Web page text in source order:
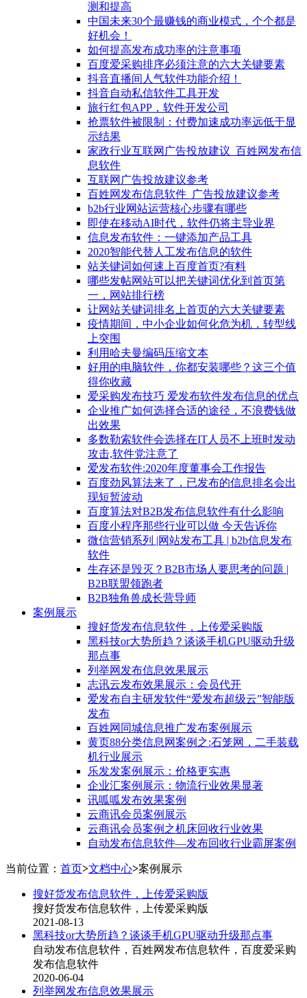
测和提高
中国未来30个最赚钱的商业模式，个个都是
好机会！
如何提高发布成功率的注意事项
百度爱采购排序必须注意的六大关键要素
抖音直播间人气软件功能介绍！
抖音自动私信软件工具开发
旅行红包APP，软件开发公司
抢票软件被限制：付费加速成功率远低于显
示结果
家政行业互联网广告投放建议_百姓网发布信
息软件
互联网广告投放建议参考
百姓网发布信息软件_广告投放建议参考
b2b行业网站运营核心步骤有哪些
即使在移动AI时代，软件仍将主导业界
信息发布软件：一键添加产品工具
2020智能代替人工发布信息的软件
站关键词如何速上百度首页?有料
哪些发帖网站可以把关键词优化到首页第
一，网站排行榜
让网站关键词排名上首页的六大关键要素
疫情期间，中小企业如何化危为机，转型线
上突围
利用哈夫曼编码压缩文本
好用的电脑软件，你都安装哪些？这三个值
得你收藏
爱采购发布技巧 爱发布软件发布信息的优点
企业推广如何选择合适的途径，不浪费钱做
出效果
多数勒索软件会选择在IT人员不上班时发动
攻击,软件党注意了
爱发布软件:2020年度董事会工作报告
百度劲风算法来了，已发布的信息排名会出
现短暂波动
百度算法对B2B发布信息软件有什么影响
百度小程序那些行业可以做 今天告诉你
微信营销系列 |网站发布工具 | b2b信息发布
软件
生存还是毁灭？B2B市场人要思考的问题 |
B2B联盟领跑者
B2B独角兽成长营导师
案例展示
搜好货发布信息软件，上传爱采购版
黑科技or大势所趋？谈谈手机GPU驱动升级
那点事
列举网发布信息效果展示
志讯云发布效果展示：会员代开
爱发布自主研发软件“爱发布超级云”智能版
发布
百姓网同城信息推广发布案例展示
黄页88分类信息网案例之:石笼网，二手装载
机行业展示
乐发发案例展示：价格更实惠
企业汇案例展示：物流行业效果显著
讯呱呱发布效果案例
云商讯会员案例展示
云商讯会员案例之机床回收行业效果
自动发布信息软件—发布回收行业霸屏案例
当前位置： 首页>文档中心>案例展示
搜好货发布信息软件，上传爱采购版
搜好货发布信息软件，上传爱采购版
2021-08-13
黑科技or大势所趋？谈谈手机GPU驱动升级那点事
自动发布信息软件，百姓网发布信息软件，百度爱采购
发布信息软件
2020-06-04
列举网发布信息效果展示